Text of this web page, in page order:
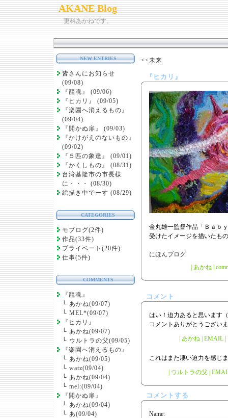
AKANE Blog
更科あかねです。
NEW ENTRIES
皆さんにお知らせ
(09/08)
『龍魂』 (09/06)
『ヒカリ』 (09/05)
『楽園へ消えるもの』
(09/04)
『開かぬ扉』 (09/03)
『かけがえのないもの』
(09/02)
『５匹の象達』 (09/01)
『かくしもの』 (08/31)
台湾基隆市の市長様
に・・・ (08/30)
絵描き中でーす (08/29)
CATEGORIES
モブログ(2件)
作品(33件)
プライベート(20件)
仕事(5件)
COMMENTS
『龍魂』
└ あかね(09/07)
└ MEL*(09/07)
『ヒカリ』
└ あかね(09/07)
└ ウルトラの父(09/05)
『楽園へ消えるもの』
└ あかね(09/05)
└ watz(09/04)
└ あかね(09/04)
└ mel:(09/04)
『開かぬ扉』
└ あかね(09/04)
└ あ(09/04)
<<未来
『ヒカリ』
金丸雄一監督作品「Ｂａｂ
受けたイメージを描いたも
あかね|
コメント
はい！迫力あると思います
コメントありがとうござい
| あかね | EMAIL |
これはまた凄い迫力を感じ
| ウルトラの父 |
コメントする
Name: